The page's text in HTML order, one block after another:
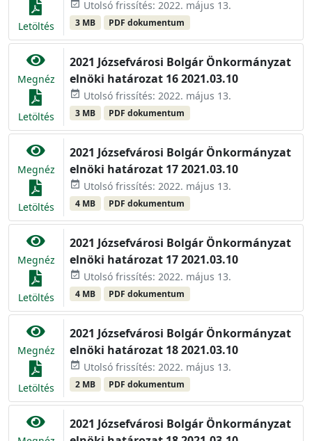
Letöltés
event_available Utolsó frissítés: 2022. május 13.
3 MB PDF dokumentum
Megnéz
Letöltés
2021 Józsefvárosi Bolgár Önkormányzat
elnöki határozat 16 2021.03.10
event_available Utolsó frissítés: 2022. május 13.
3 MB PDF dokumentum
Megnéz
Letöltés
2021 Józsefvárosi Bolgár Önkormányzat
elnöki határozat 17 2021.03.10
event_available Utolsó frissítés: 2022. május 13.
4 MB PDF dokumentum
Megnéz
Letöltés
2021 Józsefvárosi Bolgár Önkormányzat
elnöki határozat 17 2021.03.10
event_available Utolsó frissítés: 2022. május 13.
4 MB PDF dokumentum
Megnéz
Letöltés
2021 Józsefvárosi Bolgár Önkormányzat
elnöki határozat 18 2021.03.10
event_available Utolsó frissítés: 2022. május 13.
2 MB PDF dokumentum
2021 Józsefvárosi Bolgár Önkormányzat